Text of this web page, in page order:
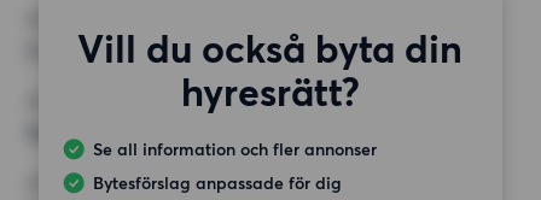
Vill du också byta din
hyresrätt?
Se all information och fler annonser
Bytesförslag anpassade för dig
MINST ANTAL KVADRATMETER
HÖGSTA HYRA